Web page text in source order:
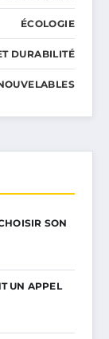
ÉCOLOGIE
DURABILITÉ
SON
UN APPEL